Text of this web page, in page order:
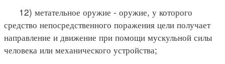
12) метательное оружие - оружие, у которого
средство непосредственного поражения цели получает
направление и движение при помощи мускульной силы
человека или механического устройства;